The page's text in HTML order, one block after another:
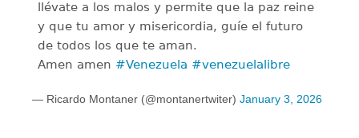
llévate a los malos y permite que la paz reine
y que tu amor y misericordia, guíe el futuro
de todos los que te aman.
Amen amen #Venezuela #venezuelalibre
— Ricardo Montaner (@montanertwiter) January 3, 2026